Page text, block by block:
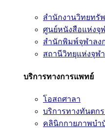
สำนักงานวิทยทรั
ศูนย์หนังสือแห่งจุ
สำนักพิมพ์จุฬาลง
สถานีวิทยุแห่งจุฬ
บริการทางการแพทย์
โอสถศาลา
บริการทางทันตก
คลินิกกายภาพบำ